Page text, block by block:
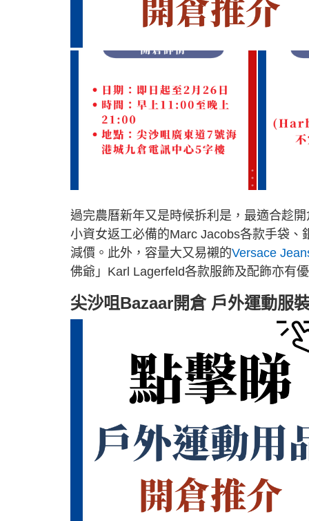
過完農曆新年又是時候拆利是，最適合趁
小資女返工必備的Marc Jacobs各款手袋
減價。此外，容量大又易襯的Versace
佛爺」Karl Lagerfeld各款服飾及配飾亦有
尖沙咀Bazaar開倉 戶外運動服